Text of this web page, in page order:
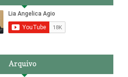
Arquivo